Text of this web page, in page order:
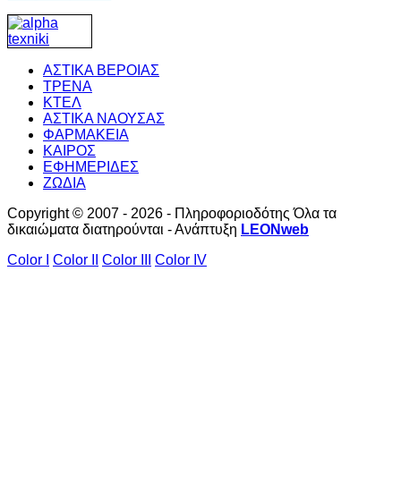
ΑΣΤΙΚΑ ΒΕΡΟΙΑΣ
ΤΡΕΝΑ
ΚΤΕΛ
ΑΣΤΙΚΑ ΝΑΟΥΣΑΣ
ΦΑΡΜΑΚΕΙΑ
ΚΑΙΡΟΣ
ΕΦΗΜΕΡΙΔΕΣ
ΖΩΔΙΑ
Copyright © 2007 - 2026 - Πληροφοριοδότης Όλα τα
δικαιώματα διατηρούνται - Ανάπτυξη LEONweb
Color I
Color II Color III Color IV